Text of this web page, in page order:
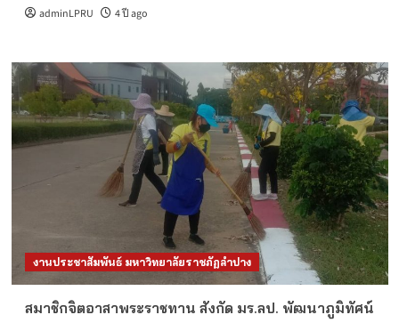
adminLPRU 4 ปี ago
งานประชาสัมพันธ์ มหาวิทยาลัยราชภัฏลำปาง
สมาชิกจิตอาสาพระราชทาน สังกัด มร.ลป. พัฒนาภูมิทัศน์